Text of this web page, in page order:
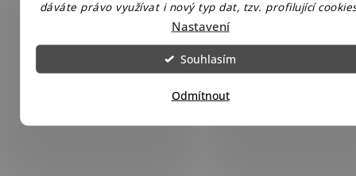
dáváte právo využívat i nový typ dat, tzv. profilující
Nastavení
Odmítnout
Souhlasím